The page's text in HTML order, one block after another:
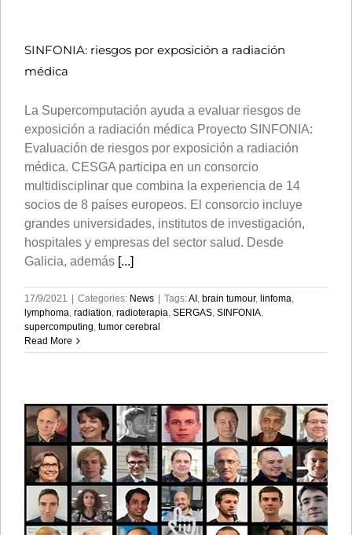
SINFONIA: riesgos por exposición a radiación
médica
La Supercomputación ayuda a evaluar riesgos de
exposición a radiación médica Proyecto SINFONIA:
Evaluación de riesgos por exposición a radiación
médica. CESGA participa en un consorcio
multidisciplinar que combina la experiencia de 14
socios de 8 países europeos. El consorcio incluye
grandes universidades, institutos de investigación,
hospitales y empresas del sector salud. Desde
Galicia, además [...]
17/9/2021 | Categories: News | Tags:AI brain tumour, linfoma
lymphoma radiation radioterapia SERGAS SINFONIA
supercomputing tumor cerebral
Read More